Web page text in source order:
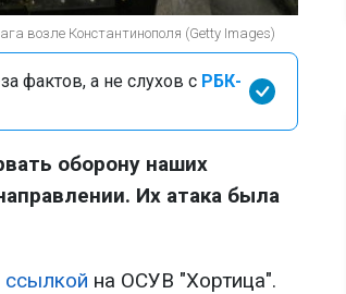
возле Константинополя (Getty Images)
фактов, а не слухов с РБК-
оборону наших
Их атака была
ссылкой на ОСУВ "Хортица".